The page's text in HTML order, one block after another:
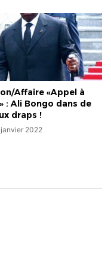
Affaire «Appel à
: Ali Bongo dans de
draps !
2022